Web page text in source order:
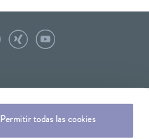
Permitir todas las cookies